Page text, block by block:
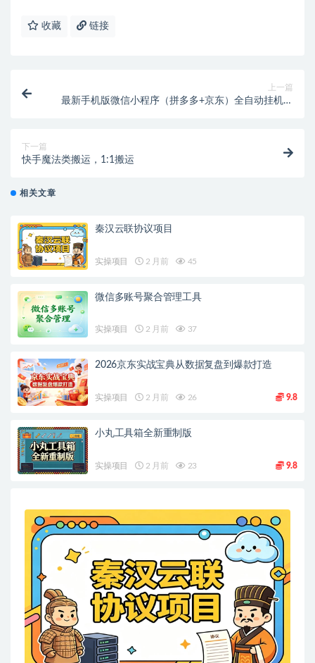
收藏 链接
上一篇
最新手机版微信小程序（拼多多+京东）全自动挂机项
下一篇
快手魔法类搬运，1:1搬运
相关文章
秦汉云联协议项目
实操项目 2 月前 45
微信多账号聚合管理工具
实操项目 2 月前 37
2026京东实战宝典从数据复盘到爆款打造
实操项目 2 月前 26 9.8
小丸工具箱全新重制版
实操项目 2 月前 23 9.8